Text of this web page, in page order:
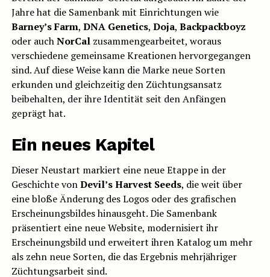
Jahre hat die Samenbank mit Einrichtungen wie
Barney’s Farm, DNA Genetics, Doja, Backpackboyz
oder auchNorCalzusammengearbeitet, woraus
verschiedene gemeinsame Kreationen hervorgegangen
sind. Auf diese Weise kann die Marke neue Sorten
erkunden und gleichzeitig den Züchtungsansatz
beibehalten, der ihre Identität seit den Anfängen
geprägt hat.
Ein neues Kapitel
Dieser Neustart markiert eine neue Etappe in der
Geschichte vonDevil’s Harvest Seeds, die weit über
eine bloße Änderung des Logos oder des grafischen
Erscheinungsbildes hinausgeht. Die Samenbank
präsentiert eine neue Website, modernisiert ihr
Erscheinungsbild und erweitert ihren Katalog um mehr
als zehn neue Sorten, die das Ergebnis mehrjähriger
Züchtungsarbeit sind.